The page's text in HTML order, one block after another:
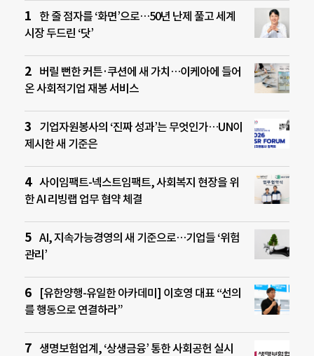
한 줄 점자를 ‘화면’으로…50년 난제 풀고 세계
시장 두드린 ‘닷’
버릴 뻔한 커튼·쿠션에 새 가치…이케아에 들어
온 사회적기업 재봉 서비스
기업자원봉사의 ‘진짜 성과’는 무엇인가…UN이
제시한 새 기준은
사이임팩트-넥스트임팩트, 사회복지 현장을 위
한 AI 리빙랩 업무 협약 체결
AI, 지속가능경영의 새 기준으로…기업들 ‘위험
관리’
[유한양행-유일한 아카데미] 이호영 대표 “선의
를 행동으로 연결하라”
생명보험업계, ‘상생금융’ 통한 사회공헌 실시